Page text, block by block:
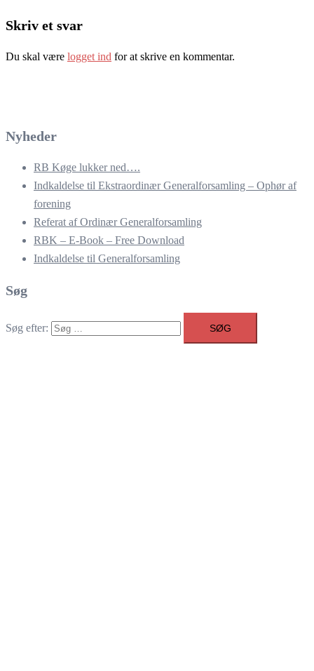
Skriv et svar
Du skal være logget ind for at skrive en kommentar.
Nyheder
RB Køge lukker ned….
Indkaldelse til Ekstraordinær Generalforsamling – Ophør af
forening
Referat af Ordinær Generalforsamling
RBK – E-Book – Free Download
Indkaldelse til Generalforsamling
Søg
Søg efter: